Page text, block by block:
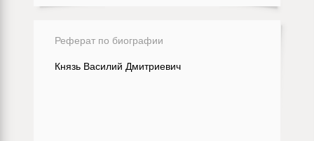
Реферат по биографии
Князь Василий Дмитриевич